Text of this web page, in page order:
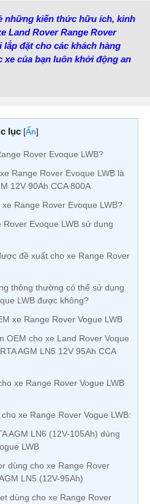
những kiến thức hữu ích, kinh
Land Rover Range Rover
lắp đặt cho các khách hàng
của bạn luôn khởi động an
lục [Ẩn]
Rover Evoque LWB?
Range Rover Evoque LWB là
12V 90Ah CCA 800A
Range Rover Evoque LWB?
Evoque LWB sử dụng
đề xuất cho xe Range Rover
thông thường có thể sử dụng
LWB được không?
xe Range Rover Vogue LWB
OEM cho xe Land Rover Voque
AGM LN5 12V 95Ah CCA
xe Range Rover Vogue LWB
xe Range Rover Vogue LWB:
AGM LN6 (12V-105Ah) dùng
LWB
dùng cho xe Range Rover
LN5 (12V-95Ah)
dùng cho xe Range Rover